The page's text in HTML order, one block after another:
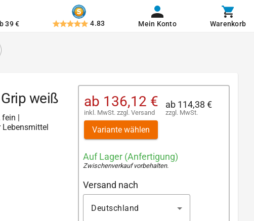
39 € 4.83 Mein Konto Warenkorb
weiß
fein |
Lebensmittel
ab 136,12 €
inkl. MwSt. zzgl. Versand
ab 114,38 €
zzgl. MwSt.
Variante wählen
Auf Lager (Anfertigung)
Zwischenverkauf vorbehalten.
Versand nach
Deutschland